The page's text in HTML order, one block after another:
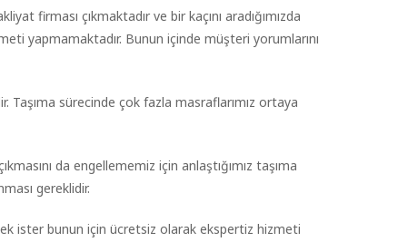
firması çıkmaktadır ve bir kaçını aradığımızda
yapmamaktadır. Bunun içinde müşteri yorumlarını
sürecinde çok fazla masraflarımız ortaya
da engellememiz için anlaştığımız taşıma
gereklidir.
ister bunun için ücretsiz olarak ekspertiz hizmeti